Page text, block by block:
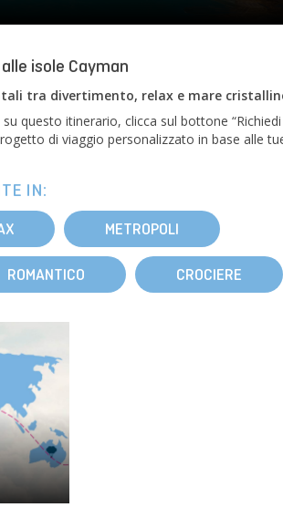
isole Cayman
tra divertimento, relax e mare
questo itinerario, clicca sul bottone
di viaggio personalizzato in base alle
IN:
METROPOLI
ROMANTICO CROCIERE